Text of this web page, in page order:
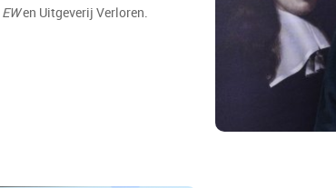
EWen Uitgeverij Verloren.